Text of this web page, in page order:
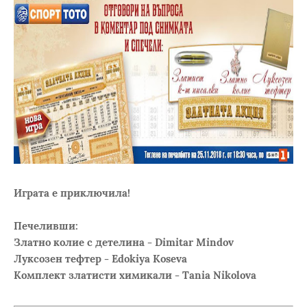
Играта е приключила!
Печеливши:
Златно колие с детелина - Dimitar Mindov
Луксозен тефтер - Edokiya Koseva
Комплект златисти химикали - Tania Nikolova